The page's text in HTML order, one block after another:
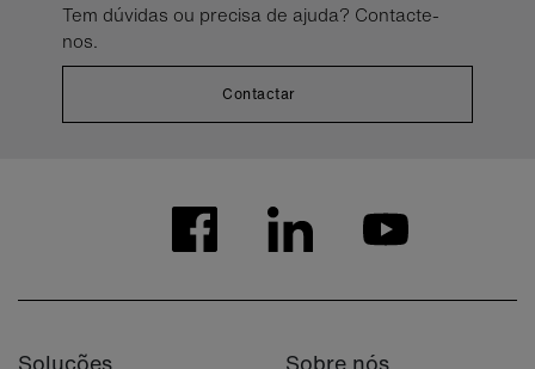
Tem dúvidas ou precisa de ajuda? Contacte-
nos.
Contactar